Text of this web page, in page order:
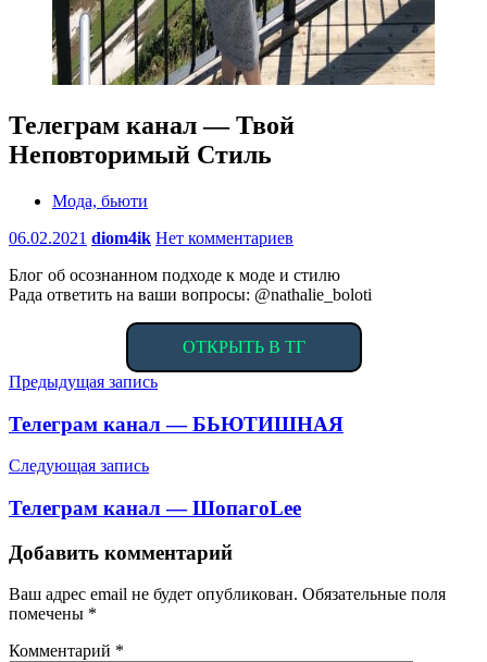
Телеграм канал — Твой
Неповторимый Стиль
Мода, бьюти
06.02.2021 diom4ik Нет комментариев
Блог об осознанном подходе к моде и стилю
Рада ответить на ваши вопросы: @nathalie_boloti
ОТКРЫТЬ В ТГ
Навигация
по
записям
Предыдущая запись
Телеграм канал — БЬЮТИШНАЯ
Следующая запись
Телеграм канал — ШопагоLee
Добавить комментарий
Ваш адрес email не будет опубликован. Обязательные поля
помечены *
Комментарий *